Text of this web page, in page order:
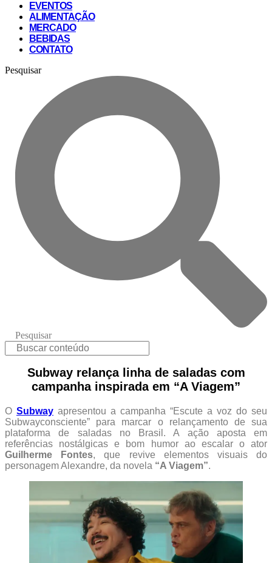
EVENTOS
ALIMENTAÇÃO
MERCADO
BEBIDAS
CONTATO
Pesquisar
Pesquisar
Subway relança linha de saladas com
campanha inspirada em “A Viagem”
O Subway apresentou a campanha “Escute a voz do seu
Subwayconsciente” para marcar o relançamento de sua
plataforma de saladas no Brasil. A ação aposta em
referências nostálgicas e bom humor ao escalar o ator
Guilherme Fontes, que revive elementos visuais do
personagem Alexandre, da novela “A Viagem”.